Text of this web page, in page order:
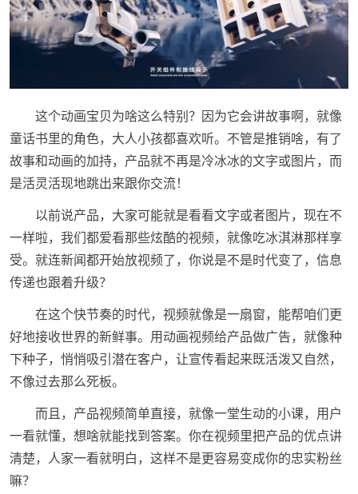
这个动画宝贝为啥这么特别？因为它会讲故事啊，就像
童话书里的角色，大人小孩都喜欢听。不管是推销啥，有了
故事和动画的加持，产品就不再是冷冰冰的文字或图片，而
是活灵活现地跳出来跟你交流！
以前说产品，大家可能就是看看文字或者图片，现在不
一样啦，我们都爱看那些炫酷的视频，就像吃冰淇淋那样享
受。就连新闻都开始放视频了，你说是不是时代变了，信息
传递也跟着升级？
在这个快节奏的时代，视频就像是一扇窗，能帮咱们更
好地接收世界的新鲜事。用动画视频给产品做广告，就像种
下种子，悄悄吸引潜在客户，让宣传看起来既活泼又自然，
不像过去那么死板。
而且，产品视频简单直接，就像一堂生动的小课，用户
一看就懂，想啥就能找到答案。你在视频里把产品的优点讲
清楚，人家一看就明白，这样不是更容易变成你的忠实粉丝
嘛？